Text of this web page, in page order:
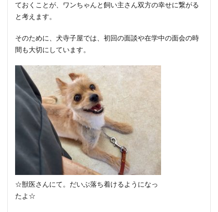
ておくことが、ワンちゃんと飼い主さん双方の幸せに繋がる
と考えます。
そのために、犬寺子屋では、初回の面談や在学中の面会の時
間も大切にしています。
☆獣医さんにて。だいぶ落ち着けるようになっ
たよ☆